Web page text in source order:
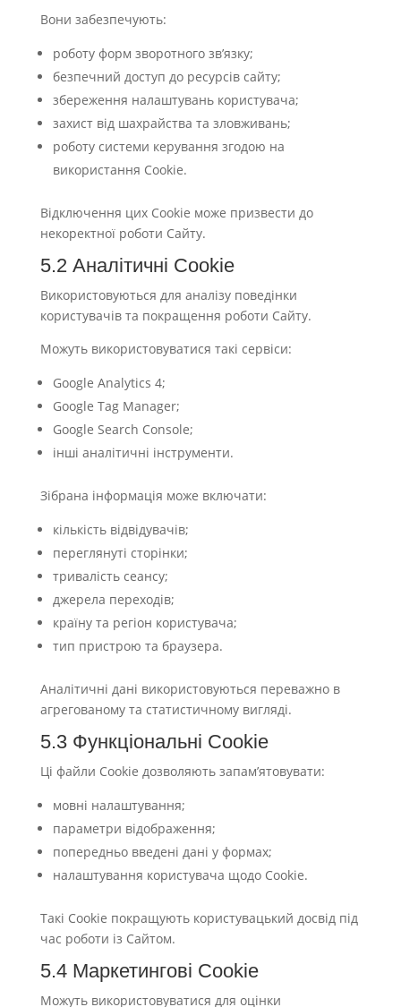
Вони забезпечують:
роботу форм зворотного зв’язку;
безпечний доступ до ресурсів сайту;
збереження налаштувань користувача;
захист від шахрайства та зловживань;
роботу системи керування згодою на
використання Cookie.
Відключення цих Cookie може призвести до
некоректної роботи Сайту.
5.2 Аналітичні Cookie
Використовуються для аналізу поведінки
користувачів та покращення роботи Сайту.
Можуть використовуватися такі сервіси:
Google Analytics 4;
Google Tag Manager;
Google Search Console;
інші аналітичні інструменти.
Зібрана інформація може включати:
кількість відвідувачів;
переглянуті сторінки;
тривалість сеансу;
джерела переходів;
країну та регіон користувача;
тип пристрою та браузера.
Аналітичні дані використовуються переважно в
агрегованому та статистичному вигляді.
5.3 Функціональні Cookie
Ці файли Cookie дозволяють запам’ятовувати:
мовні налаштування;
параметри відображення;
попередньо введені дані у формах;
налаштування користувача щодо Cookie.
Такі Cookie покращують користувацький досвід під
час роботи із Сайтом.
5.4 Маркетингові Cookie
Можуть використовуватися для оцінки